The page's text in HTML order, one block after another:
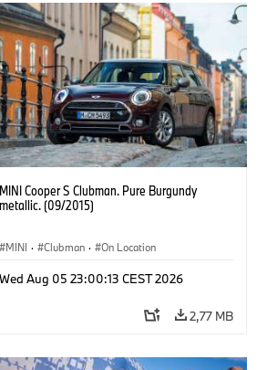
MINI Cooper S Clubman. Pure Burgundy
metallic. (09/2015)
MINI · Clubman · On Location
Wed Aug 05 23:00:13 CEST 2026
2,77 MB